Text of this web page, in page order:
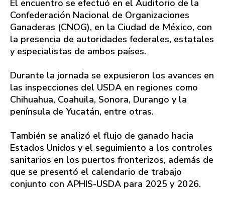
El encuentro se efectuó en el Auditorio de la
Confederación Nacional de Organizaciones
Ganaderas (CNOG), en la Ciudad de México, con
la presencia de autoridades federales, estatales
y especialistas de ambos países.
Durante la jornada se expusieron los avances en
las inspecciones del USDA en regiones como
Chihuahua, Coahuila, Sonora, Durango y la
península de Yucatán, entre otras.
También se analizó el flujo de ganado hacia
Estados Unidos y el seguimiento a los controles
sanitarios en los puertos fronterizos, además de
que se presentó el calendario de trabajo
conjunto con APHIS-USDA para 2025 y 2026.